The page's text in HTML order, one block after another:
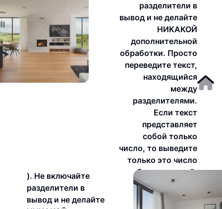
разделители в
вывод и не делайте
НИКАКОЙ
дополнительной
обработки. Просто
переведите текст,
находящийся
между
разделителями.
Если текст
представляет
собой только
число, то выведите
только это число
без изменений.
). Не включайте
разделители в
вывод и не делайте